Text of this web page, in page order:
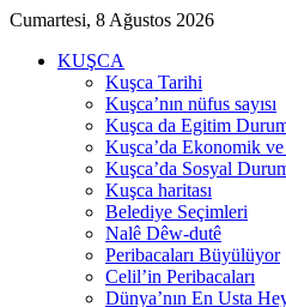
Cumartesi, 8 Ağustos 2026
KUŞCA
Kuşca Tarihi
Kuşca’nın nüfus sayısı
Kuşca da Egitim
Kuşca’da Ekonomik
Kuşca’da Sosyal
Kuşca haritası
Belediye Seçimleri
Nalê Dêw-dutê
Peribacaları Büyülüyor
Celil’in Peribacaları
Dünya’nın En Usta